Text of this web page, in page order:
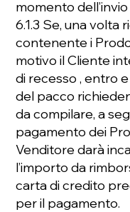
momento
6.1.3 Se, una volta
contenente i
motivo il Cliente
di recesso , entro
del pacco
da compilare, a
pagamento dei
Venditore darà
l’importo da
carta di credito
per il pagamento.